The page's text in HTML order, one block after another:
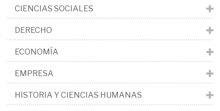
CIENCIAS SOCIALES
DERECHO
ECONOMÍA
EMPRESA
HISTORIA Y CIENCIAS HUMANAS